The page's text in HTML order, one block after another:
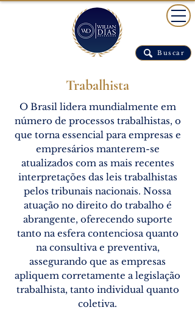
Buscar
Trabalhista
O Brasil lidera mundialmente em
número de processos trabalhistas, o
que torna essencial para empresas e
empresários manterem-se
atualizados com as mais recentes
interpretações das leis trabalhistas
pelos tribunais nacionais. Nossa
atuação no direito do trabalho é
abrangente, oferecendo suporte
tanto na esfera contenciosa quanto
na consultiva e preventiva,
assegurando que as empresas
apliquem corretamente a legislação
trabalhista, tanto individual quanto
coletiva.